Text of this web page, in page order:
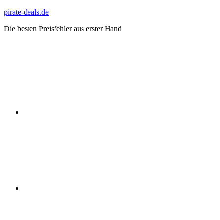
Zum
springen
pirate-deals.de
Die besten Preisfehler aus erster Hand